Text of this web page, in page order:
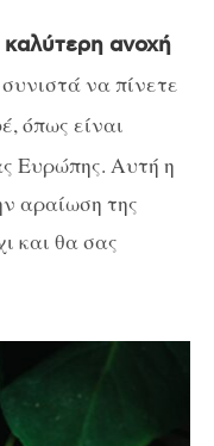
ανοχή
να πίνετε
όπως είναι
Ευρώπης. Αυτή η
αραίωση της
και θα σας